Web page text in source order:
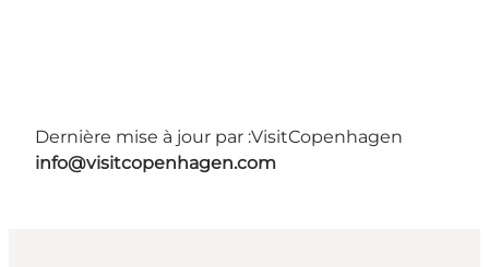
Dernière mise à jour par :VisitCopenhagen
info@visitcopenhagen.com